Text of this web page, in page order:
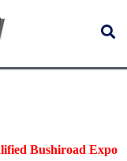
Bushiroad Expo